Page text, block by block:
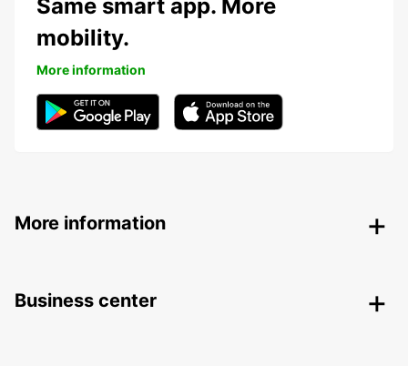
Same smart app. More
mobility.
More information
More information
Business center